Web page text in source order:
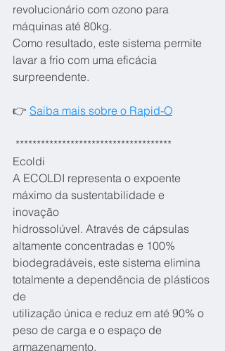
revolucionário com ozono para
máquinas até 80kg.
Como resultado, este sistema permite
lavar a frio com uma eficácia
surpreendente.
👉 Saiba mais sobre o Rapid-O
*************************************
Ecoldi
A ECOLDI representa o expoente
máximo da sustentabilidade e
inovação
hidrossolúvel. Através de cápsulas
altamente concentradas e 100%
biodegradáveis, este sistema elimina
totalmente a dependência de plásticos
de
utilização única e reduz em até 90% o
peso de carga e o espaço de
armazenamento.